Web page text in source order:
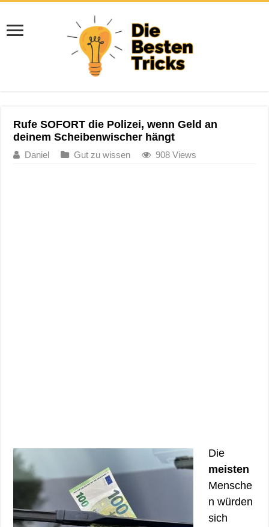
Rufe SOFORT die Polizei, wenn Geld an
deinem Scheibenwischer hängt
Daniel Gut zu wissen 908 Views
Die
meisten
Mensche
n würden
sich